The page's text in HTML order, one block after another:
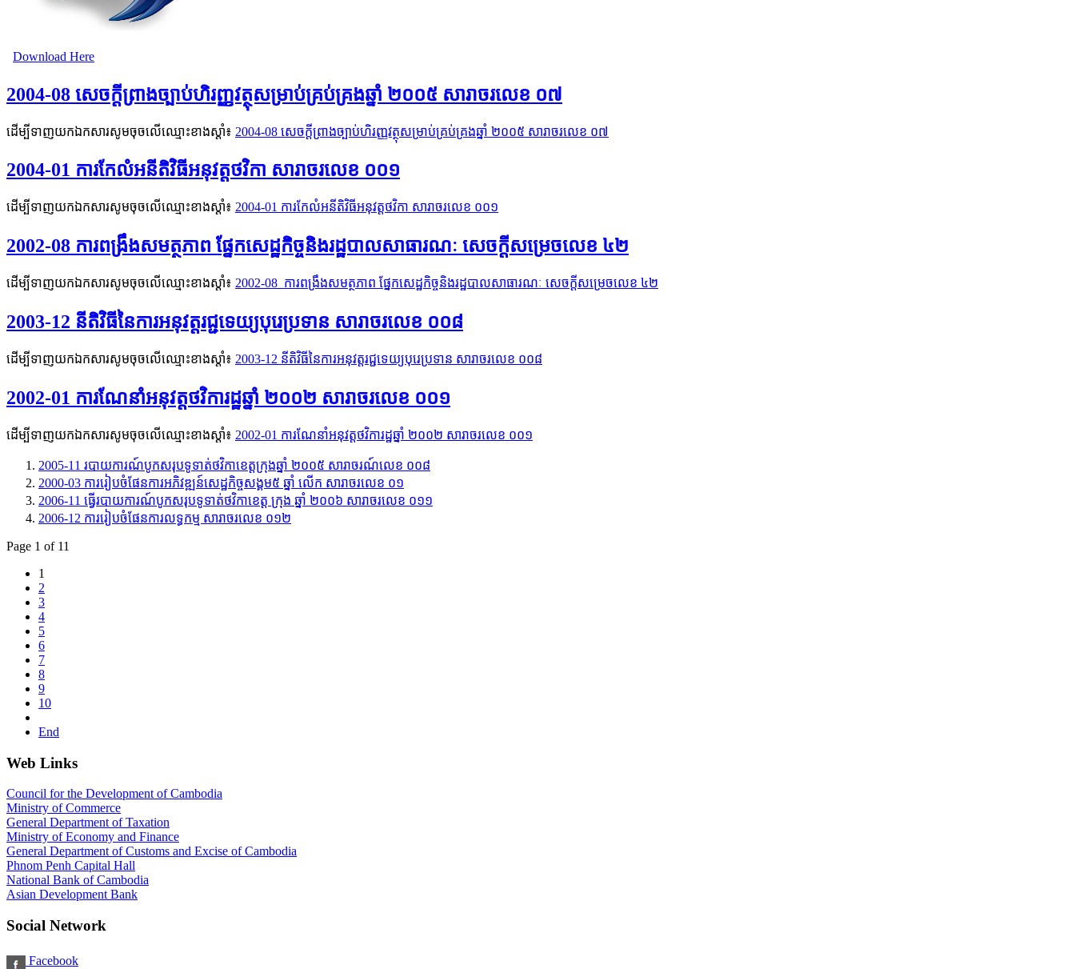
Download Here
2004-08 សេចក្ដីព្រាងច្បាប់ហិរញ្ញវត្ថុសម្រាប់គ្រប់គ្រងឆ្នាំ ២០០៥ សារាចរលេខ ០៧
ដើម្បីទាញយកឯកសារសូមចុចលើឈ្មោះខាងស្តាំ៖ 2004-08 សេចក្ដីព្រាងច្បាប់ហិរញ្ញវត្ថុសម្រាប់គ្រប់គ្រងឆ្នាំ ២០០៥ សារាចរលេខ ០៧
2004-01 ការកែលំអនីតិវិធីអនុវត្តថវិកា សារាចរលេខ ០០១
ដើម្បីទាញយកឯកសារសូមចុចលើឈ្មោះខាងស្តាំ៖ 2004-01 ការកែលំអនីតិវិធីអនុវត្តថវិកា សារាចរលេខ ០០១
2002-08 ការពង្រឹងសមត្ថភាព ផ្នែកសេដ្ឋកិច្ចនិងរដ្ឋបាលសាធារណៈ សេចក្ដីសម្រេចលេខ ៤២
ដើម្បីទាញយកឯកសារសូមចុចលើឈ្មោះខាងស្តាំ៖ 2002-08 ការពង្រឹងសមត្ថភាព ផ្នែកសេដ្ឋកិច្ចនិងរដ្ឋបាលសាធារណៈ សេចក្ដីសម្រេចលេខ ៤២
2003-12 នីតិវិធីនៃការអនុវត្តរជ្ជទេយ្យបុរេប្រទាន សារាចរលេខ ០០៨
ដើម្បីទាញយកឯកសារសូមចុចលើឈ្មោះខាងស្តាំ៖ 2003-12 នីតិវិធីនៃការអនុវត្តរជ្ជទេយ្យបុរេប្រទាន សារាចរលេខ ០០៨
2002-01 ការណែនាំអនុវត្តថវិការដ្ឋឆ្នាំ ២០០២ សារាចរលេខ ​០០១
ដើម្បីទាញយកឯកសារសូមចុចលើឈ្មោះខាងស្តាំ៖ 2002-01 ការណែនាំអនុវត្តថវិការដ្ឋឆ្នាំ ២០០២ សារាចរលេខ ​០០១
2005-11 របាយការណ៍បូកសរុបទូទាត់ថវិកាខេត្តក្រុងឆ្នាំ ២០០៥​ សារាចរណ៍លេខ ០០៨
2000-03 ការរៀបចំផែនការអភិវឌ្ឍន៍សេដ្ឋកិច្ចសង្គម៥ ឆ្នាំ​ លើក សារាចរលេខ ០១
2006-11 ធ្វើរបាយការណ៍បូកសរុបទូទាត់ថវិកាខេត្ត ក្រុង ឆ្នាំ ២០០៦ សារាចរលេខ ០១១
2006-12 ការរៀបចំផែនការលទ្ធកម្ម សារាចរលេខ ០១២​
Page 1 of 11
1
2
3
4
5
6
7
8
9
10
End
Web Links
Council for the Development of Cambodia
Ministry of Commerce
General Department of Taxation
Ministry of Economy and Finance
General Department of Customs and Excise of Cambodia
Phnom Penh Capital Hall
National Bank of Cambodia
Asian Development Bank
Social Network
Facebook